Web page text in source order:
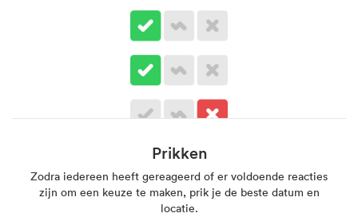
Prikken
Zodra iedereen heeft gereageerd of er voldoende reacties
zijn om een keuze te maken, prik je de beste datum en
locatie.